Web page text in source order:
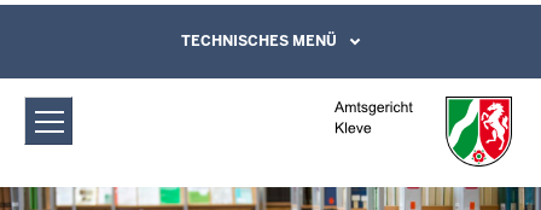
Amtsgericht Kleve: Kontakt
Direkt zum Inhalt
Leichte Sprache, Gebärdensprachenvideo
und Kontaktformular
TECHNISCHES MENÜ